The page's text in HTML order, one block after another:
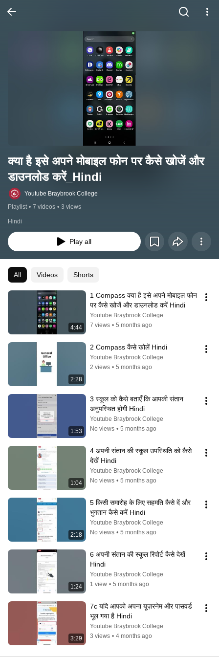
क्या है इसे अपने मोबाइल फोन पर कैसे खोजें और
डाउनलोड करें_Hindi
Youtube Braybrook College
Playlist • 7 videos • 3 views
Hindi
Play all
All Videos Shorts
4:44
1 Compass क्या है इसे अपने मोबाइल फोन
पर कैसे खोजें और डाउनलोड करें Hindi
Youtube Braybrook College
7 views • 5 months ago
2:28
2 Compass कैसे खोलें Hindi
Youtube Braybrook College
2 views • 5 months ago
1:53
3 स्कूल को कैसे बताएँ कि आपकी संतान
अनुपस्थित होगी Hindi
Youtube Braybrook College
No views • 5 months ago
1:04
4 अपनी संतान की स्कूल उपस्थिति को कैसे
देखें Hindi
Youtube Braybrook College
No views • 5 months ago
2:18
5 किसी समारोह के लिए सहमति कैसे दें और
भुगतान कैसे करें Hindi
Youtube Braybrook College
No views • 5 months ago
1:24
6 अपनी संतान की स्कूल रिपोर्ट कैसे देखें
Hindi
Youtube Braybrook College
1 view • 5 months ago
3:29
7c यदि आपको अपना यूज़रनेम और पासवर्ड
भूल गया है Hindi
Youtube Braybrook College
3 views • 4 months ago